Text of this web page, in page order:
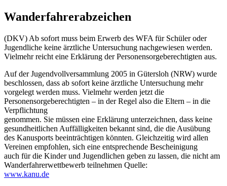
Wanderfahrerabzeichen
(DKV) Ab sofort muss beim Erwerb des WFA für Schüler oder
Jugendliche keine ärztliche Untersuchung nachgewiesen werden.
Vielmehr reicht eine Erklärung der Personensorgeberechtigten aus.
Auf der Jugendvollversammlung 2005 in Gütersloh (NRW) wurde
beschlossen, dass ab sofort keine ärztliche Untersuchung mehr
vorgelegt werden muss. Vielmehr werden jetzt die
Personensorgeberechtigten – in der Regel also die Eltern – in die
Verpflichtung
genommen. Sie müssen eine Erklärung unterzeichnen, dass keine
gesundheitlichen Auffälligkeiten bekannt sind, die die Ausübung
des Kanusports beeinträchtigen könnten. Gleichzeitig wird allen
Vereinen empfohlen, sich eine entsprechende Bescheinigung
auch für die Kinder und Jugendlichen geben zu lassen, die nicht am
Wanderfahrerwettbewerb teilnehmen Quelle:
www.kanu.de